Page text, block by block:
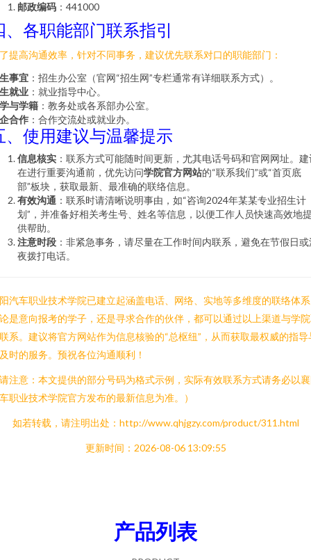
邮政编码 ：441000
、各职能部门联系指引
提高沟通效率，针对不同事务，建议优先联系对口的职能部门：
事宜 ：招生办公室（官网“招生网”专栏通常有详细联系方式）。
就业 ：就业指导中心。
与学籍 ：教务处或各系部办公室。
合作 ：合作交流处或就业办。
、使用建议与温馨提示
信息核实 ：联系方式可能随时间更新，尤其电话号码和官网网址。建
在进行重要沟通前，优先访问学院官方网站的“联系我们”或“首页底
部”板块，获取最新、最准确的联络信息。
有效沟通 ：联系时请清晰说明事由，如“咨询2024年某某专业招生计
划”，并准备好相关考生号、姓名等信息，以便工作人员快速高效地
供帮助。
注意时段 ：非紧急事务，请尽量在工作时间内联系，避免在节假日或
夜拨打电话。
汽车职业技术学院已建立起涵盖电话、网络、实地等多维度的联络体
是意向报考的学子，还是寻求合作的伙伴，都可以通过以上渠道与学
系。建议将官方网站作为信息核验的“总枢纽”，从而获取最权威的指导
时的服务。预祝各位沟通顺利！
注意：本文提供的部分号码为格式示例，实际有效联系方式请务必以
职业技术学院官方发布的最新信息为准。）
如若转载，请注明出处：http://www.qhjgzy.com/product/311.html
更新时间：2026-08-06 13:09:55
产品列表